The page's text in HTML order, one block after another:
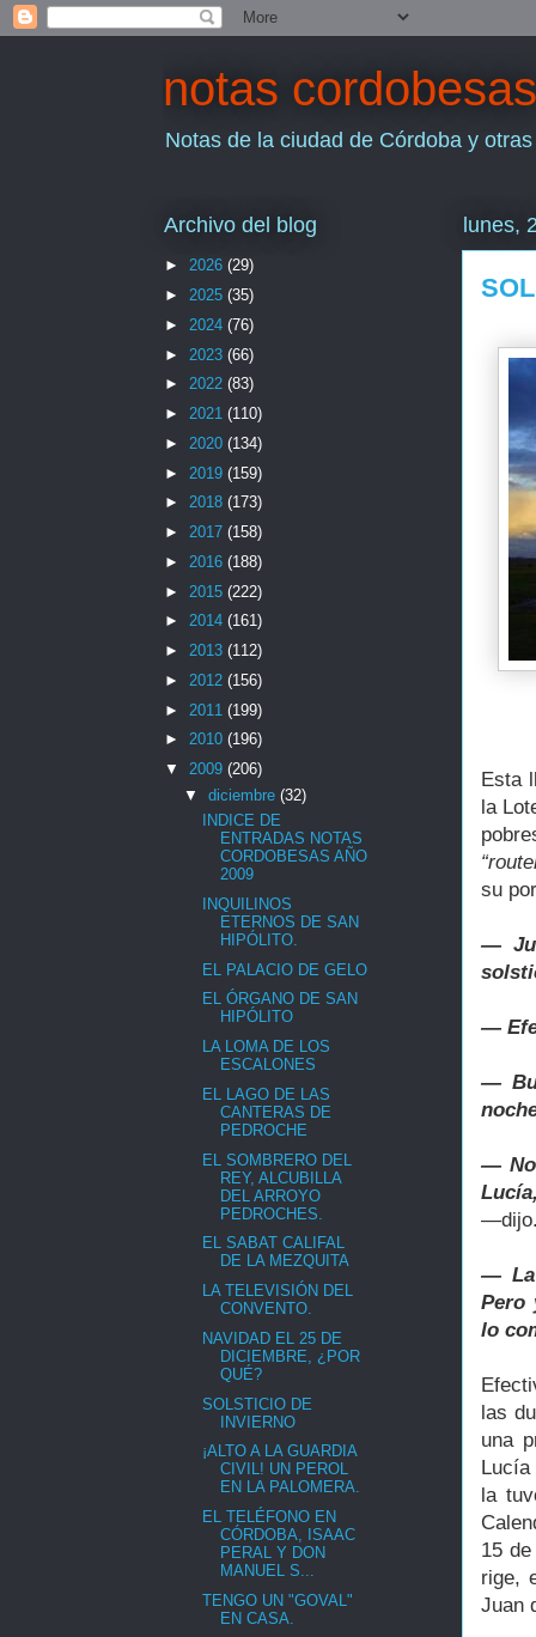
notas cordobesas
Notas de la ciudad de Córdoba y
lunes,
Esta
la
su
―
―
―
―
― La
Pero
lo
las
una
la
15
rige,
Juan
Archivo del blog
► 2026 (29)
► 2025 (35)
► 2024 (76)
► 2023 (66)
► 2022 (83)
► 2021 (110)
► 2020 (134)
► 2019 (159)
► 2018 (173)
► 2017 (158)
► 2016 (188)
► 2015 (222)
► 2014 (161)
► 2013 (112)
► 2012 (156)
► 2011 (199)
► 2010 (196)
▼ 2009 (206)
▼ diciembre (32)
INDICE DE
ENTRADAS NOTAS
CORDOBESAS AÑO
2009
INQUILINOS
ETERNOS DE SAN
HIPÓLITO.
EL PALACIO DE GELO
EL ÓRGANO DE SAN
HIPÓLITO
LA LOMA DE LOS
ESCALONES
EL LAGO DE LAS
CANTERAS DE
PEDROCHE
EL SOMBRERO DEL
REY, ALCUBILLA
DEL ARROYO
PEDROCHES.
EL SABAT CALIFAL
DE LA MEZQUITA
LA TELEVISIÓN DEL
CONVENTO.
NAVIDAD EL 25 DE
DICIEMBRE, ¿POR
QUÉ?
SOLSTICIO DE
INVIERNO
¡ALTO A LA GUARDIA
CIVIL! UN PEROL
EN LA PALOMERA.
EL TELÉFONO EN
CÓRDOBA, ISAAC
PERAL Y DON
MANUEL S...
TENGO UN "GOVAL"
EN CASA.